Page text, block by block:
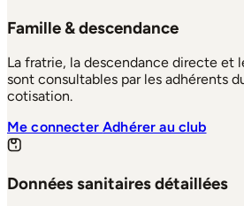
Famille & descendance
La fratrie, la descendance directe et
sont consultables par les adhérents
cotisation.
Me connecterAdhérer au club
Données sanitaires détaillées